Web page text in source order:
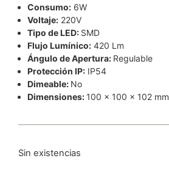
Consumo: 6W
Voltaje: 220V
Tipo de LED: SMD
Flujo Lumínico: 420 Lm
Ángulo de Apertura: Regulable
Protección IP: IP54
Dimeable: No
Dimensiones: 100 x 100 x 102 mm
Sin existencias